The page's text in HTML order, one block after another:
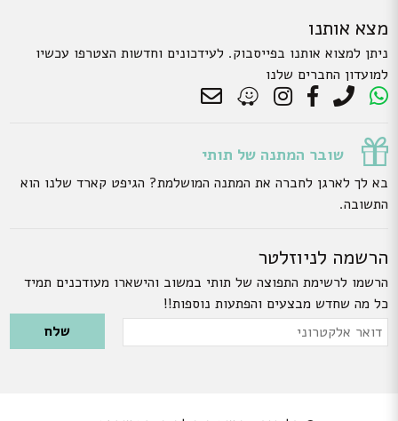
מצא אותנו
ניתן למצוא אותנו בפייסבוק. לעידכונים וחדשות הצטרפו עכשיו
למועדון החברים שלנו
שובר המתנה של תותי
בא לך לארגן לחברה את המתנה המושלמת? הגיפט קארד שלנו הוא
התשובה.
הרשמה לניוזלטר
הרשמו לרשימת התפוצה של תותי במשוב והישארו מעודכנים תמיד
כל מה שחדש מבצעים והפתעות נוספות!!
Please leave this field empty.
דואר